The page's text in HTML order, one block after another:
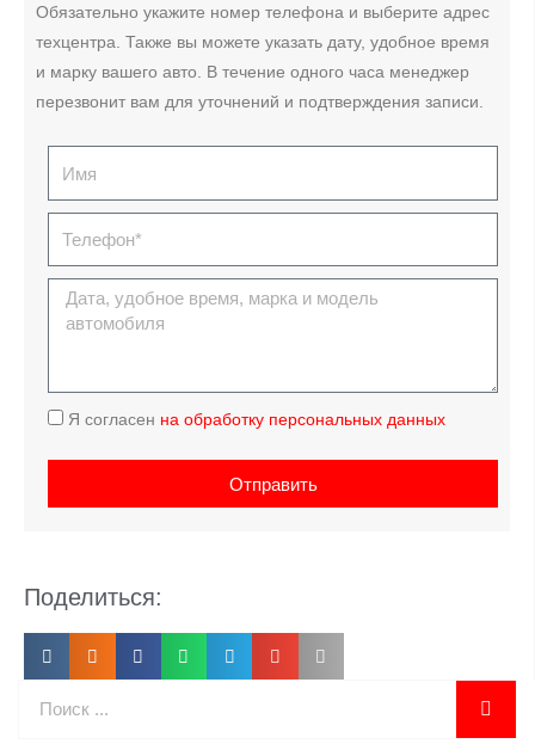
Обязательно укажите номер телефона и выберите адрес
техцентра. Также вы можете указать дату, удобное время
и марку вашего авто. В течение одного часа менеджер
перезвонит вам для уточнений и подтверждения записи.
Дата,
удобное
автомобиля
Соглашение
Я согласен на обработку персональных данных
Отправить
Поделиться: